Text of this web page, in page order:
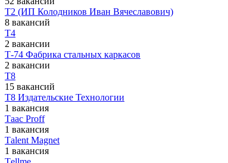
Т2 (ИП Колодников Иван Вячеславович)
8 вакансий
Т4
2 вакансии
Т-74 Фабрика стальных каркасов
2 вакансии
Т8
15 вакансий
Т8 Издательские Технологии
1 вакансия
Тaac Proff
1 вакансия
Тalent Magnet
1 вакансия